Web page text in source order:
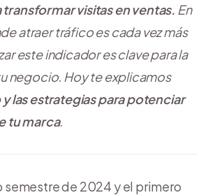
visitas en ventas. En
atraer tráfico es cada vez más
este indicador es clave para la
negocio. Hoy te explicamos
las estrategias para potenciar
tu marca.
semestre de 2024 y el primero